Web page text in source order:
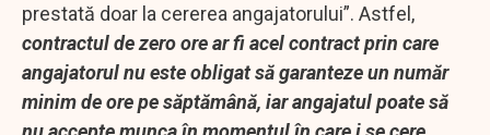
prestată doar la cererea angajatorului”. Astfel,
contractul de zero ore ar fi acel contract prin care
angajatorul nu este obligat să garanteze un număr
minim de ore pe săptămână, iar angajatul poate să